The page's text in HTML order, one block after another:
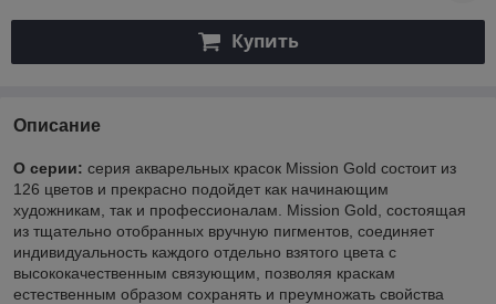
Купить
Описание
О серии: серия акварельных красок Mission Gold состоит из
126 цветов и прекрасно подойдет как начинающим
художникам, так и профессионалам. Mission Gold, состоящая
из тщательно отобранных вручную пигментов, соединяет
индивидуальность каждого отдельно взятого цвета с
высококачественным связующим, позволяя краскам
естественным образом сохранять и преумножать свойства